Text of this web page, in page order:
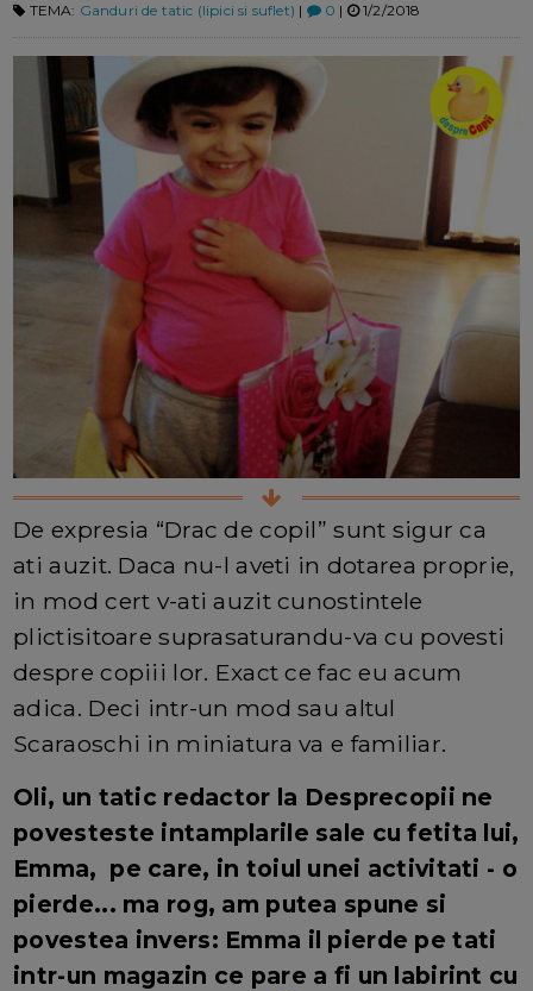
TEMA: Ganduri de tatic (lipici si suflet) | 0 | 1/2/2018
De expresia “Drac de copil” sunt sigur ca
ati auzit. Daca nu-l aveti in dotarea proprie,
in mod cert v-ati auzit cunostintele
plictisitoare suprasaturandu-va cu povesti
despre copiii lor. Exact ce fac eu acum
adica. Deci intr-un mod sau altul
Scaraoschi in miniatura va e familiar.
Oli, un tatic redactor la Desprecopii ne
povesteste intamplarile sale cu fetita lui,
Emma, pe care, in toiul unei activitati - o
pierde... ma rog, am putea spune si
povestea invers: Emma il pierde pe tati
intr-un magazin ce pare a fi un labirint cu